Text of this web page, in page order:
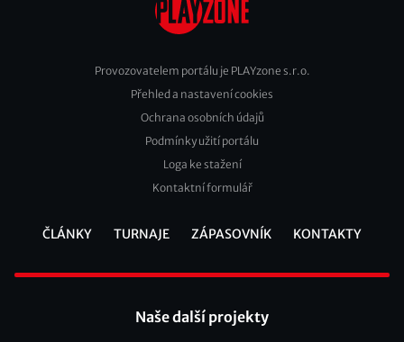
Footer
Provozovatelem portálu je PLAYzone s.r.o.
Přehled a nastavení cookies
Ochrana osobních údajů
Podmínky užití portálu
Loga ke stažení
Kontaktní formulář
ČLÁNKY TURNAJE ZÁPASOVNÍK KONTAKTY
Naše další projekty